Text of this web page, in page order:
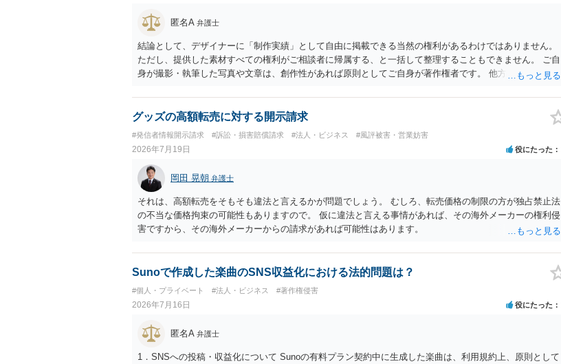
匿名A 弁護士
結論として、デザイナーに「制作実績」として自由に掲載できる当然の権利があるわけではありません。
ただし、提供した素材すべての権利がご相談者に帰属する、と一括して整理することもできません。 ご自
身が撮影・執筆した写真や文章は、創作性があれば原則としてご自身が著作権者です。 他方、ブランド
ません。ただし、ロゴに独自の図形やイラスト等が含まれる場合には、その表現部分が著作物となる可能
性があります。 また、人物写真の著作権は撮影者に、肖像に関する権利は被写体本人に帰属します（著作
制作したイラストやバナー等は別として、一般的なレイアウトや配色、依頼者から提供された素材を希望
に沿って配置した部分には、通常、著作物性は認められにくいと考えられます。仮に具体的な画面構成の
一部に創作性が認められても、その権利は当該部分に限られ、ご相談者の写真や文章等を制作実績として
掲載する権限まで当然に生じるものではありません。 もっとも、契約書がなくても、見積書、メール、利
用規約等に実績掲載への同意があれば別です。また、単に制作を担当した事実を記載したり、公開中のサ
イトへリンクしたりする行為まで当然に禁止できるとは限りません。 人物写真については、通常のSNSへ
の無断掲載と同様、掲載目的、態様、必要性、本人の特定可能性等から判断されます。営業目的であり、
本人も掲載を拒否していることは、違法性を認める方向の事情となりますが、自動的に肖像権侵害となる
わけではありません。 まず、見積書、メール、チャット、デザイナーの利用規約を確認したうえで、「提
供素材及びこれを含む画面の複製・SNS掲載を許諾しない」と書面で明確に通知することをお勧めしま
す。すでに掲載された場合は、URL、掲載日時、画面を保存してから削除を求めてください。
グッズの高額転売に対する開示請求
#発信者情報開示請求 #訴訟・損害賠償請求 #法人・ビジネス #風評被害・営業妨害
2026年7月19日 役にたった
岡田 晃朝 弁護士
それは、高額転売をそもそも違法と言えるかが問題でしょう。 むしろ、転売価格の制限の方が独占禁止法
の不当な価格拘束の可能性もありますので。 仮に違法と言える事情があれば、その海外メーカーの権利侵
害ですから、その海外メーカーからの請求があれば可能性はあります。
Sunoで作成した楽曲のSNS収益化における法的問題は？
#個人・プライベート #法人・ビジネス #著作権侵害
2026年7月16日 役にたった
匿名A 弁護士
1．SNSへの投稿・収益化について Sunoの有料プラン契約中に生成した楽曲は、利用規約上、原則として